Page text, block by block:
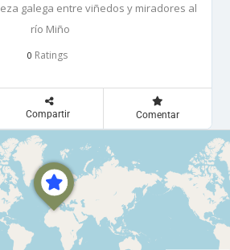
galega entre viñedos y miradores al
río Miño
0 Ratings
Compartir Comentar